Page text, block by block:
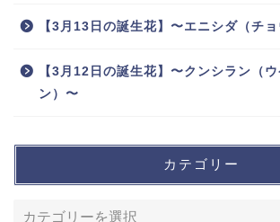
【3月13日の誕生花】〜エニシダ（チ
【3月12日の誕生花】〜クンシラン（
ン）〜
カテゴリー